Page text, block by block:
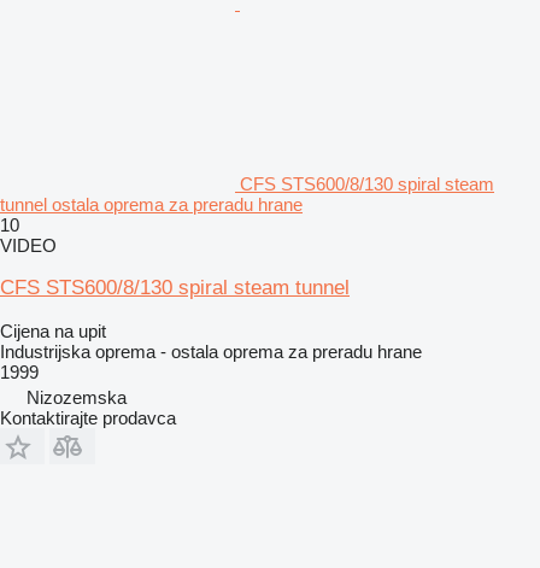
CFS STS600/8/130 spiral steam
tunnel ostala oprema za preradu hrane
10
VIDEO
CFS STS600/8/130 spiral steam tunnel
Cijena na upit
Industrijska oprema - ostala oprema za preradu hrane
1999
Nizozemska
Kontaktirajte prodavca